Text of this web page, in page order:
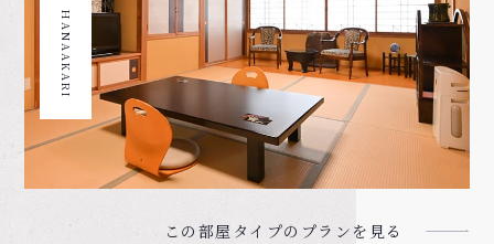
HANAAKARI
この部屋タイプのプランを見る